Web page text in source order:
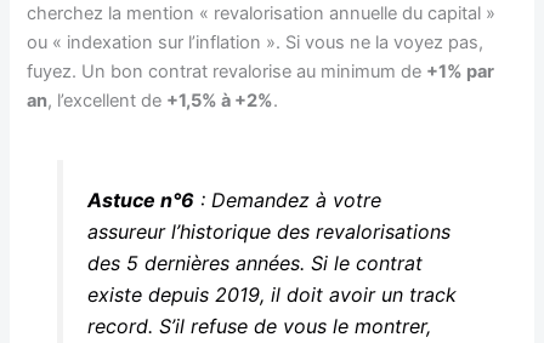
cherchez la mention « revalorisation annuelle du capital »
ou « indexation sur l’inflation ». Si vous ne la voyez pas,
fuyez. Un bon contrat revalorise au minimum de +1% par
an, l’excellent de +1,5% à +2%.
Astuce n°6: Demandez à votre
assureur l’historique des revalorisations
des 5 dernières années. Si le contrat
existe depuis 2019, il doit avoir un track
record. S’il refuse de vous le montrer,